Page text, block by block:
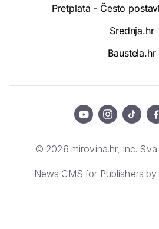
Pretplata - Često
Srednja.hr
Baustela.hr
© 2026 mirovina.hr, Inc.
News CMS for Publishers by